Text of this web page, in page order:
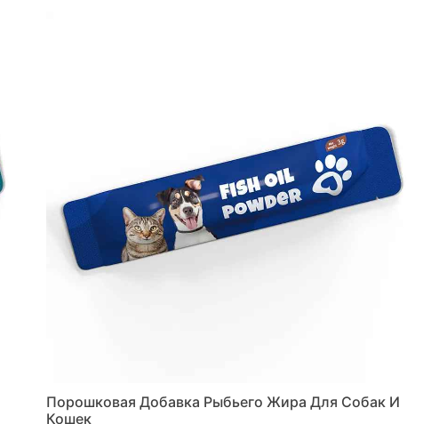
Порошковая Добавка Рыбьего Жира Для Собак И
Кошек